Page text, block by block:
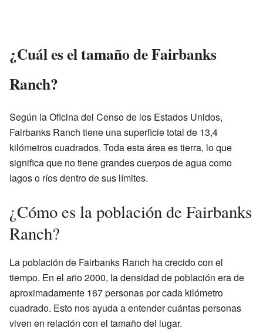
¿Cuál es el tamaño de Fairbanks
Ranch?
Según la Oficina del Censo de los Estados Unidos,
Fairbanks Ranch tiene una superficie total de 13,4
kilómetros cuadrados. Toda esta área es tierra, lo que
significa que no tiene grandes cuerpos de agua como
lagos o ríos dentro de sus límites.
¿Cómo es la población de Fairbanks
Ranch?
La población de Fairbanks Ranch ha crecido con el
tiempo. En el año 2000, la densidad de población era de
aproximadamente 167 personas por cada kilómetro
cuadrado. Esto nos ayuda a entender cuántas personas
viven en relación con el tamaño del lugar.